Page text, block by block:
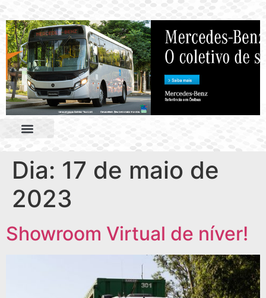
Dia: 17 de maio de
2023
Showroom Virtual de níver!